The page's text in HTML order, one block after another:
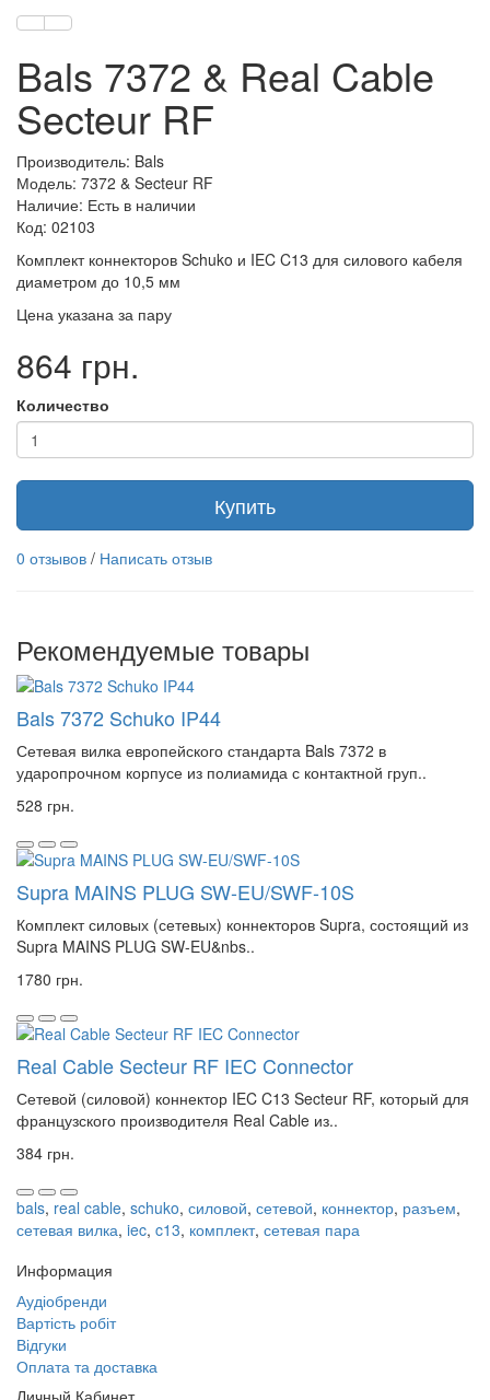
Bals 7372 & Real Cable
Secteur RF
Производитель: Bals
Модель: 7372 & Secteur RF
Наличие: Есть в наличии
Код: 02103
Комплект коннекторов Schuko и IEC C13 для силового кабеля
диаметром до 10,5 мм
Цена указана за пару
864 грн.
Количество
Купить
0 отзывов / Написать отзыв
Рекомендуемые товары
Bals 7372 Schuko IP44
Сетевая вилка европейского стандарта Bals 7372 в
ударопрочном корпусе из полиамида с контактной груп..
528 грн.
Supra MAINS PLUG SW-EU/SWF-10S
Комплект силовых (сетевых) коннекторов Supra, состоящий из
Supra MAINS PLUG SW-EU&nbs..
1780 грн.
Real Cable Secteur RF IEC Connector
Сетевой (силовой) коннектор IEC C13 Secteur RF, который для
французского производителя Real Cable из..
384 грн.
bals, real cable, schuko, силовой, сетевой, коннектор, разъем,
сетевая вилка, iec, c13, комплект, сетевая пара
Информация
Аудіобренди
Вартість робіт
Відгуки
Оплата та доставка
Личный Кабинет